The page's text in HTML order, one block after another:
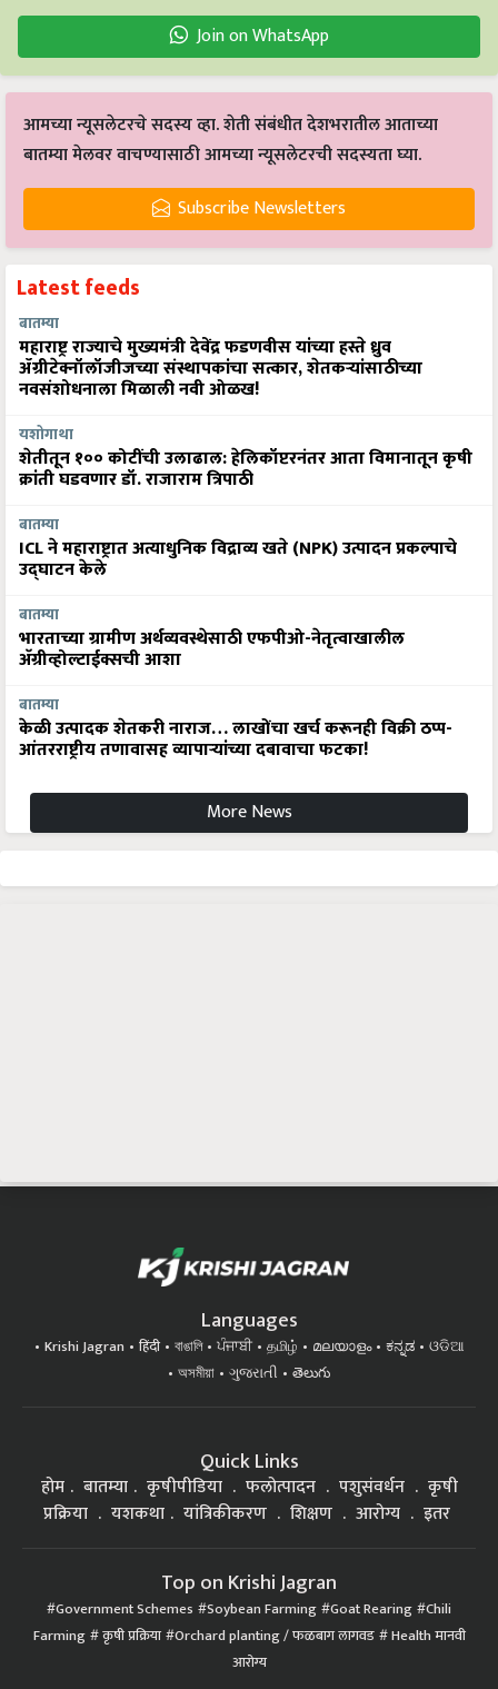
Join on WhatsApp
आमच्या न्यूसलेटरचे सदस्य व्हा. शेती संबंधीत देशभरातील आताच्या
बातम्या मेलवर वाचण्यासाठी आमच्या न्यूसलेटरची सदस्यता घ्या.
Subscribe Newsletters
Latest feeds
बातम्या
महाराष्ट्र राज्याचे मुख्यमंत्री देवेंद्र फडणवीस यांच्या हस्ते ध्रुव
ॲग्रीटेक्नॉलॉजीजच्या संस्थापकांचा सत्कार, शेतकऱ्यांसाठीच्या
नवसंशोधनाला मिळाली नवी ओळख!
यशोगाथा
शेतीतून १०० कोटींची उलाढाल: हेलिकॉप्टरनंतर आता विमानातून कृषी
क्रांती घडवणार डॉ. राजाराम त्रिपाठी
बातम्या
ICL ने महाराष्ट्रात अत्याधुनिक विद्राव्य खते (NPK) उत्पादन प्रकल्पाचे
उद्घाटन केले
बातम्या
भारताच्या ग्रामीण अर्थव्यवस्थेसाठी एफपीओ-नेतृत्वाखालील
अ‍ॅग्रीव्होल्टाईक्सची आशा
बातम्या
केळी उत्पादक शेतकरी नाराज… लाखोंचा खर्च करूनही विक्री ठप्प-
आंतरराष्ट्रीय तणावासह व्यापाऱ्यांच्या दबावाचा फटका!
More News
Languages
Krishi Jagran हिंदी বাঙালি ਪੰਜਾਬੀ தமிழ் മലയാളം ಕನ್ನಡ
ଓଡିଆ
অসমীয়া
ગુજરાતી తెలుగు
Quick Links
होम बातम्या कृषीपीडिया फलोत्पादन पशुसंवर्धन
कृषी
प्रक्रिया
यशकथा यांत्रिकीकरण शिक्षण आरोग्य इतर
Top on Krishi Jagran
Government Schemes Soybean Farming Goat Rearing Chili
Farming कृषी प्रक्रिया Orchard planting / फळबाग लागवड Health मानवी
आरोग्य